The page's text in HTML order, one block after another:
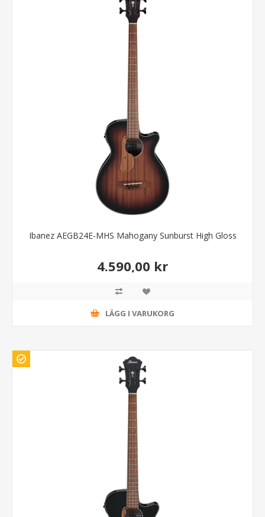
Ibanez AEGB24E-MHS Mahogany Sunburst High Gloss
4.590,00 kr
LÄGG I VARUKORG